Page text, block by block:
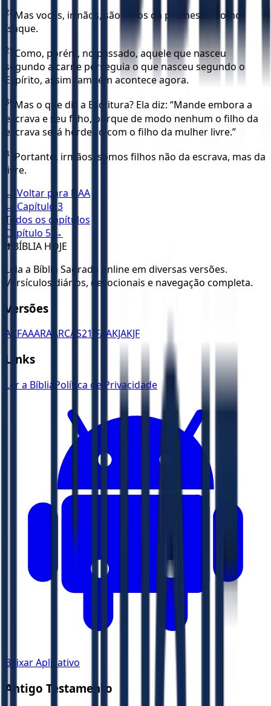
28 Mas vocês, irmãos, são filhos da promessa, como
Isaque.
29 Como, porém, no passado, aquele que nasceu
segundo a carne perseguia o que nasceu segundo o
Espírito, assim também acontece agora.
30 Mas o que diz a Escritura? Ela diz: “Mande embora a
escrava e seu filho, porque de modo nenhum o filho da
escrava será herdeiro com o filho da mulher livre.”
31
Portanto, irmãos, somos filhos não da escrava, mas da
livre.
← Voltar para NAA
← Capítulo 3
Todos os capítulos
Capítulo 5 →
✝️ BÍBLIA HOJE
Leia a Bíblia Sagrada online em diversas versões.
Versículos diários, devocionais e navegação completa.
Versões
ACFAAARA ARCAS21 JFAAKJAKJF
Links
Ler a Bíblia Política de Privacidade
Baixar Aplicativo
Antigo Testamento